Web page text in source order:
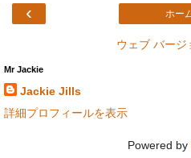
‹ ホー
ウェブ バージ
Mr Jackie
Jackie Jills
詳細プロフィールを表示
Powered by